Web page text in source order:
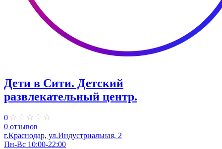
Дети в Сити. ​Детский
развлекательный центр.
0
0 отзывов
г.Краснодар, ул.Индустриальная, 2
Пн-Вс 10:00-22:00